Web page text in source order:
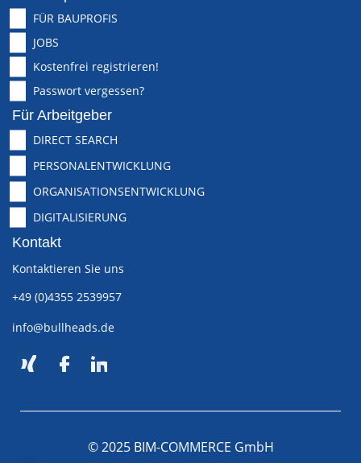
FÜR BAUPROFIS
JOBS
Kostenfrei registrieren!
Passwort vergessen?
Für Arbeitgeber
DIRECT SEARCH
PERSONALENTWICKLUNG
ORGANISATIONSENTWICKLUNG
DIGITALISIERUNG
Kontakt
Kontaktieren Sie uns
+49 (0)4355 2539957
info@bullheads.de
© 2025 BIM-COMMERCE GmbH